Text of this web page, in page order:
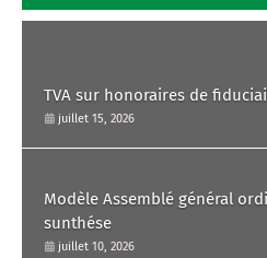
TVA sur honoraires de
juillet 15, 2026
Modèle Assemblé général
sunthése
juillet 10, 2026